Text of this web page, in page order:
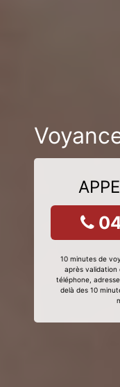
10 minutes de
après validation
téléphone,
delà des 10